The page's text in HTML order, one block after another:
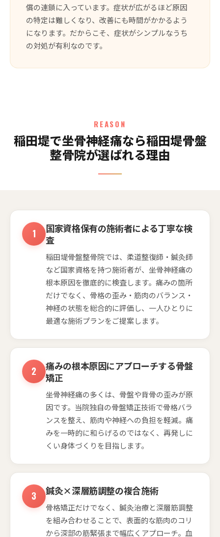
償の連鎖に入っています。症状が広がるほど原因
の特定は難しくなり、改善にも時間がかかるよう
になります。だからこそ、症状がシンプルなうち
の対処が有利なのです。
REASON
稲田堤で坐骨神経痛なら稲田堤骨盤
整骨院が選ばれる理由
国家資格保有の施術者による丁寧な検
査
稲田堤骨盤整骨院では、柔道整復師・鍼灸師
など国家資格を持つ施術者が、坐骨神経痛の
根本原因を徹底的に検査します。痛みの箇所
だけでなく、骨格の歪み・筋肉のバランス・
神経の状態を総合的に評価し、一人ひとりに
最適な施術プランをご提案します。
痛みの根本原因にアプローチする骨盤
矯正
坐骨神経痛の多くは、骨盤や背骨の歪みが原
因です。当院独自の骨盤矯正技術で骨格バラ
ンスを整え、筋肉や神経への負担を軽減。痛
みを一時的に和らげるのではなく、再発しに
くい身体づくりを目指します。
鍼灸×深層筋調整の複合施術
骨格矯正だけでなく、鍼灸治療と深層筋調整
を組み合わせることで、表面的な筋肉のコリ
から深部の筋緊張まで幅広くアプローチ。血